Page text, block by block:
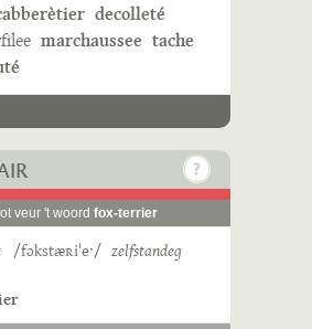
decolleté
marchaussee tache
veur 't woord fox-terrier
/fɔkstæʀiˈeˑ/ zelfstandeg